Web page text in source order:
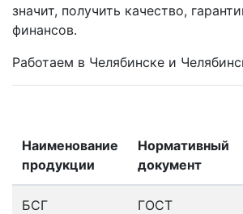
значит, получить качество,
финансов.
Работаем в Челябинске и
Наименование
продукции
Нормативный
документ
БСГ
ГОСТ